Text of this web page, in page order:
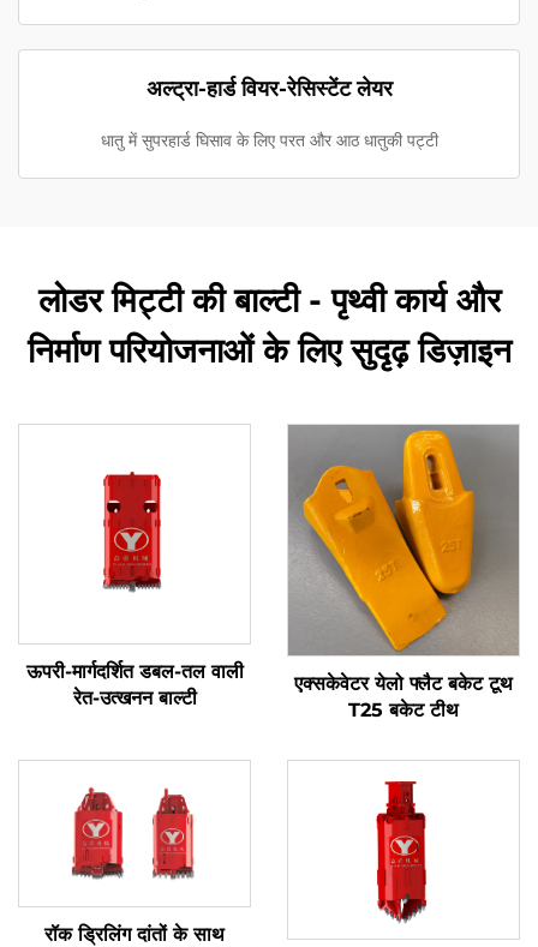
अल्ट्रा-हार्ड वियर-रेसिस्टेंट लेयर
धातु में सुपरहार्ड घिसाव के लिए परत और आठ धातुकी पट्टी
लोडर मिट्टी की बाल्टी - पृथ्वी कार्य और
निर्माण परियोजनाओं के लिए सुदृढ़ डिज़ाइन
ऊपरी-मार्गदर्शित डबल-तल वाली
रेत-उत्खनन बाल्टी
एक्सकेवेटर येलो फ्लैट बकेट टूथ
T25 बकेट टीथ
रॉक ड्रिलिंग दांतों के साथ